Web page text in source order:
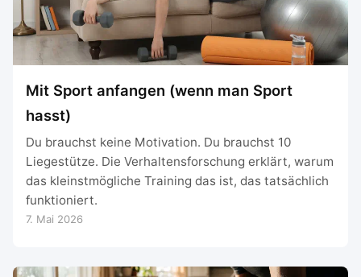
Mit Sport anfangen (wenn man Sport
hasst)
Du brauchst keine Motivation. Du brauchst 10
Liegestütze. Die Verhaltensforschung erklärt, warum
das kleinstmögliche Training das ist, das tatsächlich
funktioniert.
7. Mai 2026